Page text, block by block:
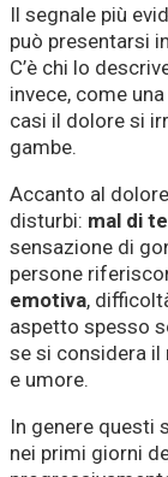
Il segnale più
può presentarsi
C’è chi lo
invece, come
casi il dolore si
gambe.
Accanto al
disturbi: mal di
sensazione di
persone
emotiva,
aspetto spesso
se si considera il
e umore.
In genere questi
nei primi giorni